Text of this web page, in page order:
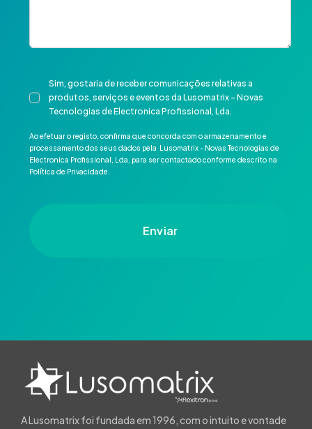
Sim, gostaria de receber comunicações relativas a
produtos, serviços e eventos da Lusomatrix - Novas
Tecnologias de Electronica Profissional, Lda.
Ao efetuar o registo, confirma que concorda com o armazenamento e
processamento dos seus dados pela Lusomatrix - Novas Tecnologias de
Electronica Profissional, Lda, para ser contactado conforme descrito na
Política de Privacidade.
Enviar
A Lusomatrix foi fundada em 1996, com o intuito e vontade